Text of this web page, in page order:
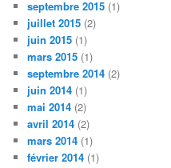
septembre 2015 (1)
juillet 2015 (2)
juin 2015 (1)
mars 2015 (1)
septembre 2014 (2)
juin 2014 (1)
mai 2014 (2)
avril 2014 (2)
mars 2014 (1)
février 2014 (1)